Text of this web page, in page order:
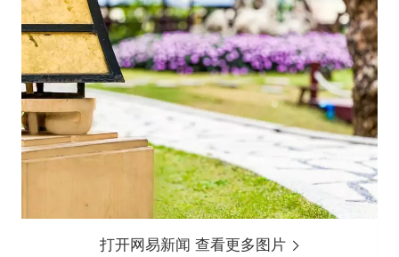
打开网易新闻 查看更多图片